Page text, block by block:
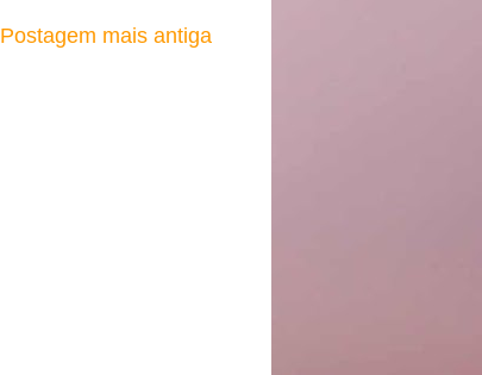
Postagem mais antiga